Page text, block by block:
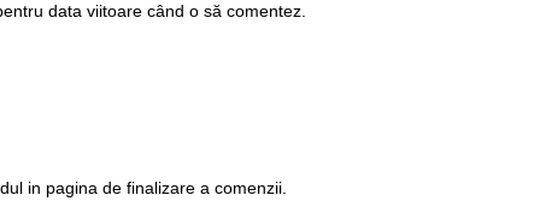
data viitoare când o să comentez.
in pagina de finalizare a comenzii.